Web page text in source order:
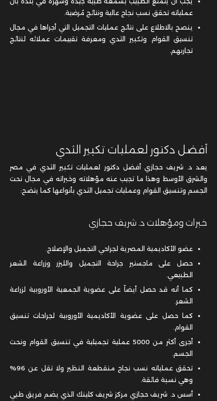
عملياته تحقق نسب نجاح عالية ونتائج مُرضية.
ينصح بالاطلاع على نتائج عمليات التجميل التي أجراها في مجال
تنسيق القوام وتكبير الثدي ومعرفة تقييمات عملائه لنتائج
تجاربهم.
أفضل دكتور لعمليات تكبير الثدي
يعد د. شريف حجازي أفضل دكتور لعمليات تكبير الثدي في مصر
والشرق الأوسط وهذا ما تجيب عنه مؤهلاته وخبراته في مجال نحت
الجسم وتنسيق القوام وعمليات تجميل الثدي بأنواعها كما يتضح:
خبرات ومؤهلات د. شريف حجازي
عضو الأكاديمية المصرية لجراحي التجميل والإصلاح.
حصل على ماجستير جراحة التجميل والليزر وزراعة الشعر
الطبيعي.
كما أنه قد حصل أيضاً على عضوية الجمعية الأوروبية لزراعة
الشعر.
كما حصل على عضوية الأكاديمية الأوروبية لجراحات تنسيق
القوام.
أجرى أكثر من 5000 عملية تجميلية في تنسيق القوام ونحت
الجسم.
تحقق عملياته نسب نجاح منقطعة النظير ولا تقل عن 96%
وهي نسبة فائقة.
أسس د. شريف حجازي مركز شريف كلينك الذي يضم فريق طبي